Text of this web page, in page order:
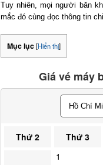
Tuy nhiên, mọi người băn
mắc đó cùng đọc thông tin
Mục lục [Hiển thị]
Giá vé máy
Thứ 2 Thứ 3